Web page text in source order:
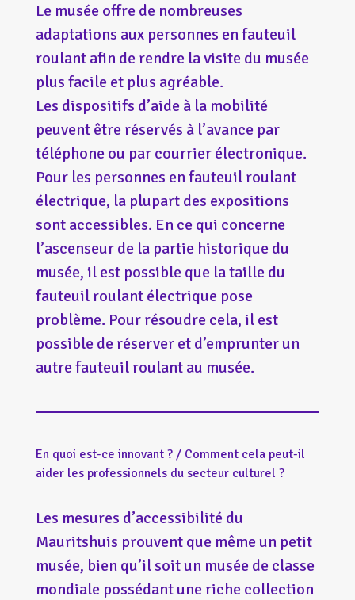
Le musée offre de nombreuses
adaptations aux personnes en fauteuil
roulant afin de rendre la visite du musée
plus facile et plus agréable.
Les dispositifs d’aide à la mobilité
peuvent être réservés à l’avance par
téléphone ou par courrier électronique.
Pour les personnes en fauteuil roulant
électrique, la plupart des expositions
sont accessibles. En ce qui concerne
l’ascenseur de la partie historique du
musée, il est possible que la taille du
fauteuil roulant électrique pose
problème. Pour résoudre cela, il est
possible de réserver et d’emprunter un
autre fauteuil roulant au musée.
En quoi est-ce innovant ? / Comment cela peut-il
aider les professionnels du secteur culturel ?
Les mesures d’accessibilité du
Mauritshuis prouvent que même un petit
musée, bien qu’il soit un musée de classe
mondiale possédant une riche collection